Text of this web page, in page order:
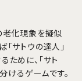
老化現象を擬似
サトウの達人」
ために、「サト
分けるゲームです。